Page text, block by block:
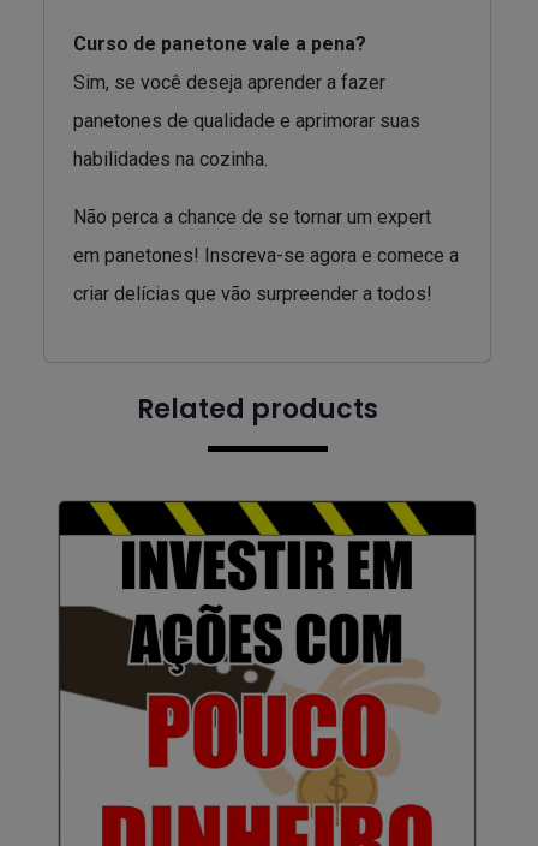
Curso de panetone vale a pena?
Sim, se você deseja aprender a fazer
panetones de qualidade e aprimorar suas
habilidades na cozinha.
Não perca a chance de se tornar um expert
em panetones! Inscreva-se agora e comece a
criar delícias que vão surpreender a todos!
Related products